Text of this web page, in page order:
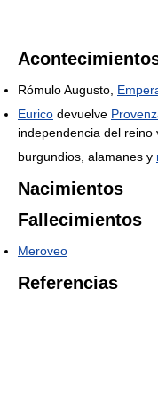
Rómulo Augusto,
Eurico devuelve
independencia del reino
burgundios, alamanes y
Nacimientos
Fallecimientos
Meroveo
Referencias